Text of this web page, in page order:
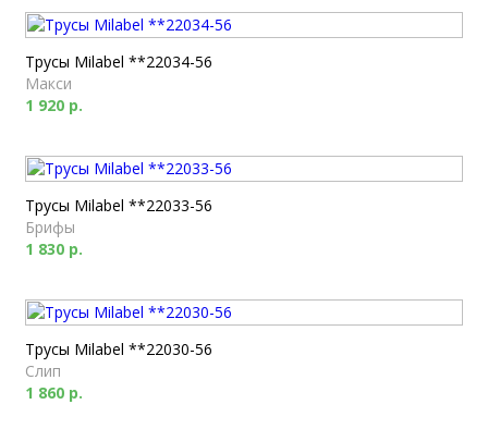
Трусы Milabel **22034-56
Макси
1 920 р.
Трусы Milabel **22033-56
Брифы
1 830 р.
Трусы Milabel **22030-56
Слип
1 860 р.